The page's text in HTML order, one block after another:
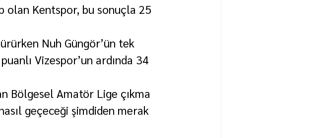
olan Kentspor, bu sonuçla 25
Nuh Güngör’ün tek
Vizespor’un ardında 34
Bölgesel Amatör Lige çıkma
geçeceği şimdiden merak